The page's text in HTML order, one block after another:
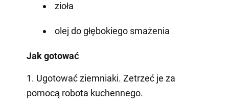
zioła
olej do głębokiego smażenia
Jak gotować
1. Ugotować ziemniaki. Zetrzeć je za
pomocą robota kuchennego.